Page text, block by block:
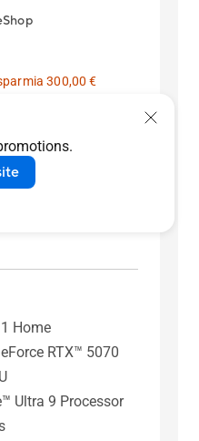
300,00 €
:2.699,00 €
Home
RTX™ 5070
Ultra 9 Processor